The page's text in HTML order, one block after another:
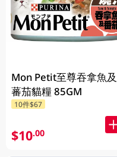
Mon Petit至尊吞拿魚及
蕃茄貓糧 85GM
10件$67
$10.00